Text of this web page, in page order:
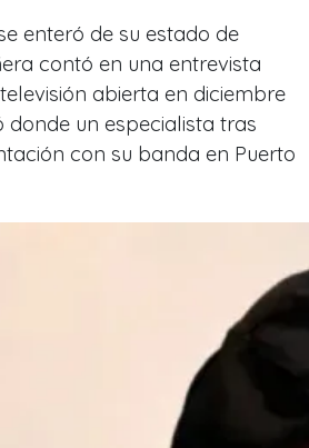
enteró de su estado de
contó en una entrevista
abierta en diciembre
donde un especialista tras
con su banda en Puerto